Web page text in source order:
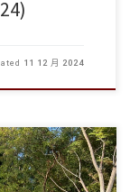
11 12 月 2024